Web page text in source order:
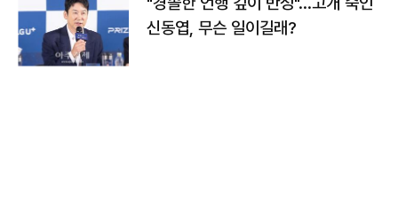
신동엽, 무슨 일이길래?